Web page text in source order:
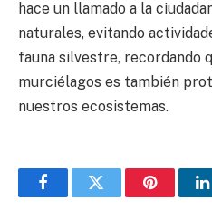
hace un llamado a la
naturales, evitando
fauna silvestre, recordando
murciélagos es también
nuestros ecosistemas.
FacebookTwitter Pinterest